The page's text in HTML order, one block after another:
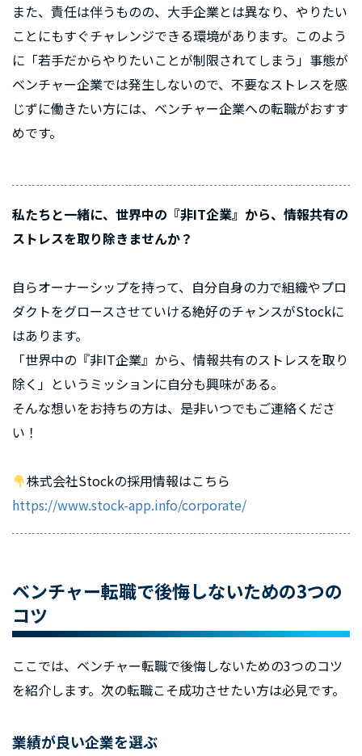
また、責任は伴うものの、大手企業とは異なり、やりたい
ことにもすぐチャレンジできる環境があります。このよう
に「若手だからやりたいことが制限されてしまう」事態が
ベンチャー企業では発生しないので、不要なストレスを感
じずに働きたい方には、ベンチャー企業への転職がおすす
めです。
私たちと一緒に、世界中の『非IT企業』から、情報共有の
ストレスを取り除きませんか？
自らオーナーシップを持って、自分自身の力で組織やプロ
ダクトをグロースさせていける絶好のチャンスがStockに
はあります。
「世界中の『非IT企業』から、情報共有のストレスを取り
除く」というミッションに自分も興味がある。
そんな想いをお持ちの方は、是非いつでもご連絡くださ
い！
株式会社Stockの採用情報はこちら
https://www.stock-app.info/corporate/
ベンチャー転職で後悔しないための3つの
コツ
ここでは、ベンチャー転職で後悔しないための3つのコツ
を紹介します。次の転職こそ成功させたい方は必見です。
業績が良い企業を選ぶ